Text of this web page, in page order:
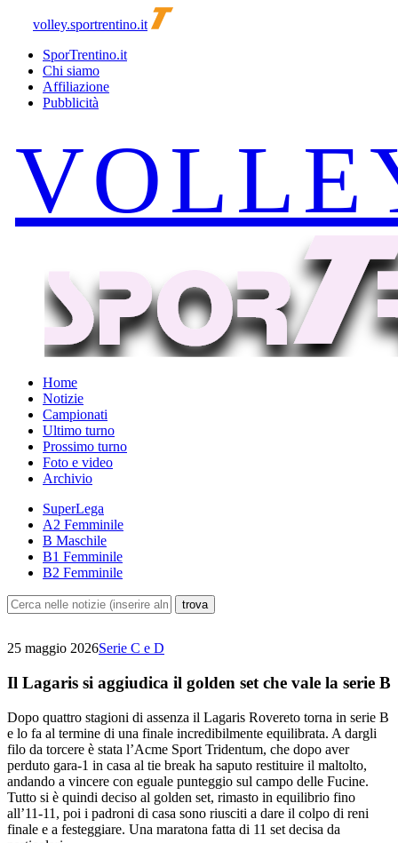
volley.sportrentino.it
SporTrentino.it
Chi siamo
Affiliazione
Pubblicità
Home
Notizie
Campionati
Ultimo turno
Prossimo turno
Foto e video
Archivio
SuperLega
A2 Femminile
B Maschile
B1 Femminile
B2 Femminile
25 maggio 2026Serie C e D
Il Lagaris si aggiudica il golden set che vale la serie B
Dopo quattro stagioni di assenza il Lagaris Rovereto torna in serie B
e lo fa al termine di una finale incredibilmente equilibrata. A dargli
filo da torcere è stata l’Acme Sport Tridentum, che dopo aver
perduto gara-1 in casa al tie break ha saputo restituire il maltolto,
andando a vincere con eguale punteggio sul campo delle Fucine.
Tutto si è quindi deciso al golden set, rimasto in equilibrio fino
all’11-11, poi i padroni di casa sono riusciti a dare il colpo di reni
finale e a festeggiare. Una maratona fatta di 11 set decisa da